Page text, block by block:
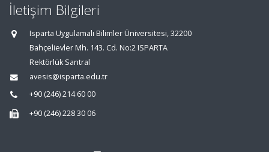
İletişim Bilgileri
Isparta Uygulamalı Bilimler Üniversitesi, 32200
Bahçelievler Mh. 143. Cd. No:2 ISPARTA
Rektörlük Santral
avesis@isparta.edu.tr
+90 (246) 214 60 00
+90 (246) 228 30 06